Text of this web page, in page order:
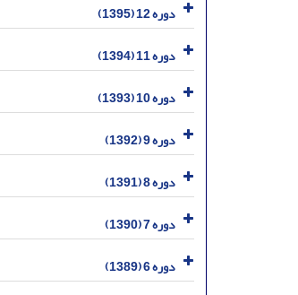
دوره 12 (1395)
دوره 11 (1394)
دوره 10 (1393)
دوره 9 (1392)
دوره 8 (1391)
دوره 7 (1390)
دوره 6 (1389)